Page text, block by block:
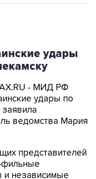
удары
- МИД РФ
удары по
ведомства Мария
представителей
и независимые